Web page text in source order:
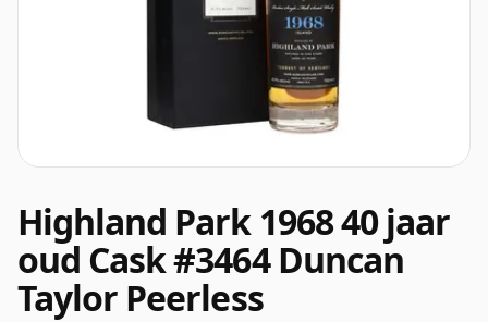
Highland Park 1968 40 jaar
oud Cask #3464 Duncan
Taylor Peerless